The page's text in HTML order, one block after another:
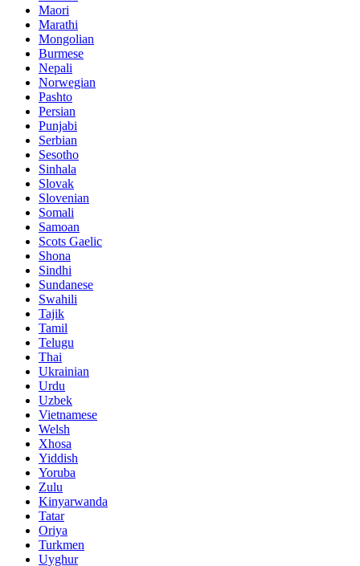
Maori
Marathi
Mongolian
Burmese
Nepali
Norwegian
Pashto
Persian
Punjabi
Serbian
Sesotho
Sinhala
Slovak
Slovenian
Somali
Samoan
Scots Gaelic
Shona
Sindhi
Sundanese
Swahili
Tajik
Tamil
Telugu
Thai
Ukrainian
Urdu
Uzbek
Vietnamese
Welsh
Xhosa
Yiddish
Yoruba
Zulu
Kinyarwanda
Tatar
Oriya
Turkmen
Uyghur